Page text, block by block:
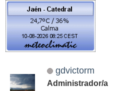
gdvictorm
Administrador/a